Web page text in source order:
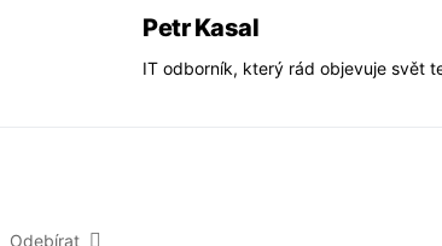
Petr Kasal
IT odborník, který rád objevuje svět
Odebírat